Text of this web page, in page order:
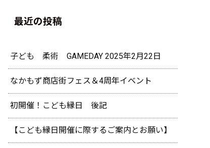
最近の投稿
子ども 柔術 GAMEDAY 2025年2月22日
なかもず商店街フェス＆4周年イベント
初開催！こども縁日 後記
【こども縁日開催に際するご案内とお願い】